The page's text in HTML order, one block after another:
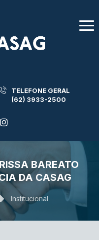
TELEFONE GERAL
(62) 3933-2500
BAREATO
DA CASAG
Institucional